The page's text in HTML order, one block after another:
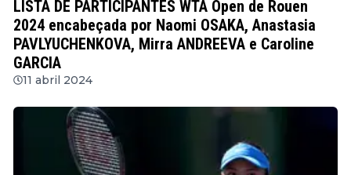
LISTA DE PARTICIPANTES WTA Open de Rouen
2024 encabeçada por Naomi OSAKA, Anastasia
PAVLYUCHENKOVA, Mirra ANDREEVA e Caroline
GARCIA
11 abril 2024